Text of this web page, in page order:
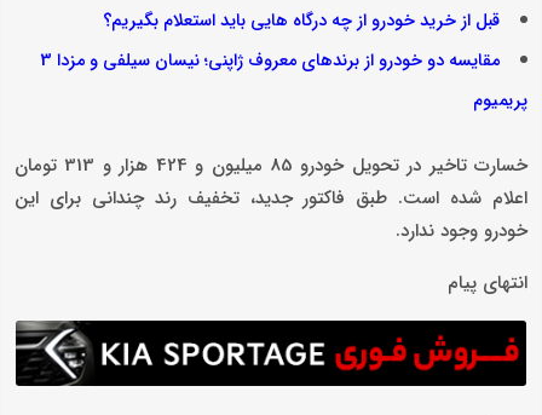
قبل از خرید خودرو از چه درگاه هایی باید استعلام بگیریم؟
مقایسه دو خودرو از برندهای معروف ژاپنی؛ نیسان سیلفی و مزدا 3
پریمیوم
خسارت تاخیر در تحویل خودرو 85 میلیون و 424 هزار و 313 تومان
اعلام شده است. طبق فاکتور جدید، تخفیف رند چندانی برای این
خودرو وجود ندارد.
انتهای پیام